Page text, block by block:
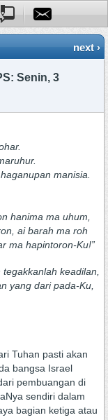
next ›
Senin, 3
manisia.
hanima ma uhum,
ai barah ma roh
ma hapintoron-Ku!”
keadilan,
yang dari pada-Ku,
Tuhan pasti akan
bangsa Israel
pembuangan di
sendiri dalam
bagian ketiga atau